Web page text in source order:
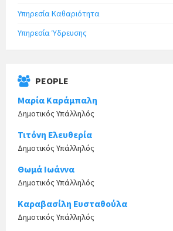
Υπηρεσία Καθαριότητα
Υπηρεσία Ύδρευσης
PEOPLE
Μαρία Καράμπαλη
Δημοτικός Υπάλληλός
Τιτόνη Ελευθερία
Δημοτικός Υπάλληλός
Θωμά Ιωάννα
Δημοτικός Υπάλληλός
Καραβασίλη Ευσταθούλα
Δημοτικός Υπάλληλός